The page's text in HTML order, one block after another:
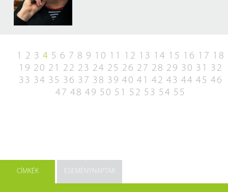
1 2 3 4 5 6 7 8 9 10 11 12 13 14 15 16 17 18
19 20 21 22 23 24 25 26 27 28 29 30 31 32
33 34 35 36 37 38 39 40 41 42 43 44 45 46
47 48 49 50 51 52 53 54 55
CÍMKÉK ESEMÉNYNAPTÁR